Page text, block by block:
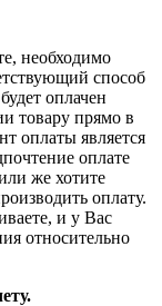
необходимо
способ
оплачен
товару прямо в
оплаты является
оплате
же хотите
оплату.
и у Вас
относительно